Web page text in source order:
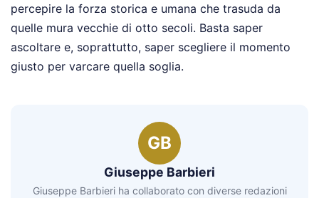
percepire la forza storica e umana che trasuda da
quelle mura vecchie di otto secoli. Basta saper
ascoltare e, soprattutto, saper scegliere il momento
giusto per varcare quella soglia.
GB
Giuseppe Barbieri
Giuseppe Barbieri ha collaborato con diverse redazioni